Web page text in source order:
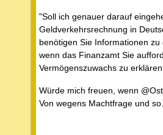
"Soll ich genauer darauf
Geldverkehrsrechnung in
benötigen Sie Informationen
wenn das Finanzamt Sie
Vermögenszuwachs zu
Würde mich freuen, wenn
Von wegens Machtfrage und so.